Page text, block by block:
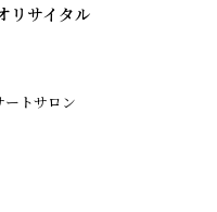
リサイタル
ートサロン